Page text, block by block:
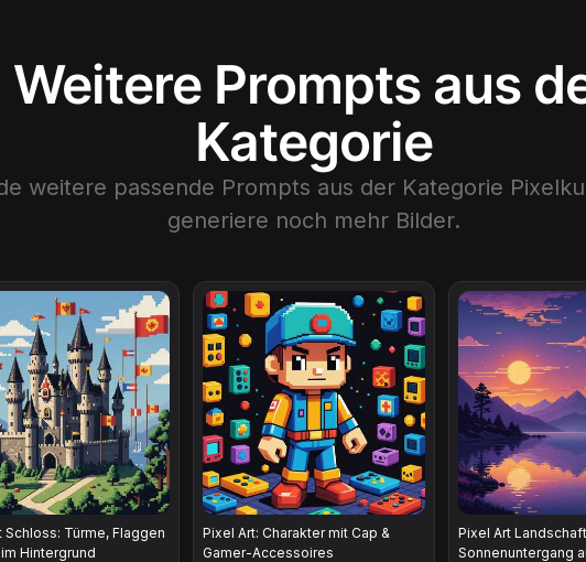
Weitere Prompts aus
Kategorie
weitere passende Prompts aus der Kategorie
generiere noch mehr Bilder.
Schloss: Türme, Flaggen
Hintergrund
Pixel Art: Charakter mit Cap &
Gamer-Accessoires
Pixel Art
Sonnenuntergang